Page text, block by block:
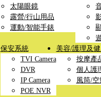
太陽眼鏡
露營/行山用品
運動/智能手錶
保安系統
TVI Camera
DVR
IP Camera
POE NVR
美容/護理及
按摩產
個人護
風筒/